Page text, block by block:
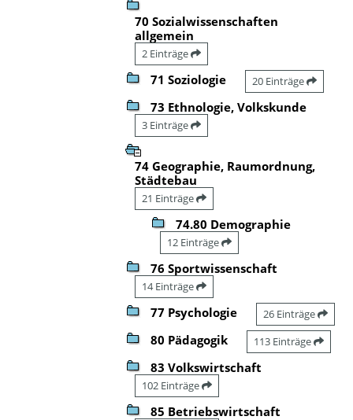
70 Sozialwissenschaften
allgemein
2 Einträge
71 Soziologie 20 Einträge
73 Ethnologie, Volkskunde
3 Einträge
74 Geographie, Raumordnung,
Städtebau
21 Einträge
74.80 Demographie
12 Einträge
76 Sportwissenschaft
14 Einträge
77 Psychologie 26 Einträge
80 Pädagogik 113 Einträge
83 Volkswirtschaft
102 Einträge
85 Betriebswirtschaft